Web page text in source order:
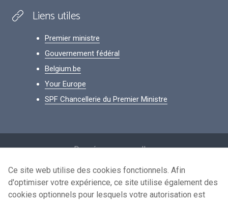
Liens utiles
Premier ministre
Gouvernement fédéral
Belgium.be
Your Europe
SPF Chancellerie du Premier Ministre
Données personnelles
Conditions de réutilisation
Contactez-nous
Ce site web utilise des cookies fonctionnels. Afin
d'optimiser votre expérience, ce site utilise également des
cookies optionnels pour lesquels votre autorisation est